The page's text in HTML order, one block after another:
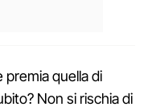
premia quella di
Non si rischia di